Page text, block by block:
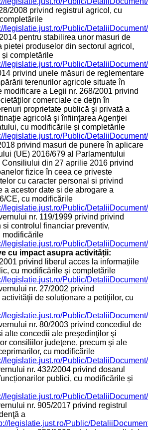
2008 privind registrul agricol, cu
legislatie.just.ro/Public/
pentru stabilirea unor masuri de
pietei produselor din sectorul agricol,
completările
legislatie.just.ro/Public/
privind unele măsuri de reglementare
terenurilor agricole situate în
modificare a Legii nr. 268/2001 privind
comerciale ce deţin în
proprietate publică şi privată a
agricolă şi înfiinţarea Agenţiei
cu modificările și completările
legislatie.just.ro/Public/
privind masuri de punere în aplicare
(UE) 2016/679 al Parlamentului
Consiliului din 27 aprilie 2016 privind
fizice în ceea ce priveste
cu caracter personal si privind
a acestor date si de abrogare a
CE, cu modificările
legislatie.just.ro/Public/
nr. 119/1999 privind privind
si controlul financiar preventiv,
modificările
legislatie.just.ro/Public/
cu impact asupra activității:
privind liberul acces la informațiile
cu modificările şi completările
legislatie.just.ro/Public/
nr. 27/2002 privind
de soluționare a petiţiilor, cu
legislatie.just.ro/Public/
nr. 80/2003 privind concediul de
alte concedii ale preşedinţilor şi
consiliilor judeţene, precum şi ale
cu modificările
legislatie.just.ro/Public/
nr. 432/2004 privind dosarul
publici, cu modificările și
legislatie.just.ro/Public/
nr. 905/2017 privind registrul
a
legislatie.just.ro/Public/